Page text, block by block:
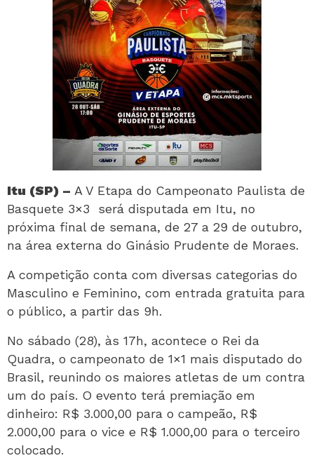
Itu (SP) – A V Etapa do Campeonato Paulista de
Basquete 3×3 será disputada em Itu, no
próxima final de semana, de 27 a 29 de outubro,
na área externa do Ginásio Prudente de Moraes.
A competição conta com diversas categorias do
Masculino e Feminino, com entrada gratuita para
o público, a partir das 9h.
No sábado (28), às 17h, acontece o Rei da
Quadra, o campeonato de 1×1 mais disputado do
Brasil, reunindo os maiores atletas de um contra
um do país. O evento terá premiação em
dinheiro: R$ 3.000,00 para o campeão, R$
2.000,00 para o vice e R$ 1.000,00 para o terceiro
colocado.